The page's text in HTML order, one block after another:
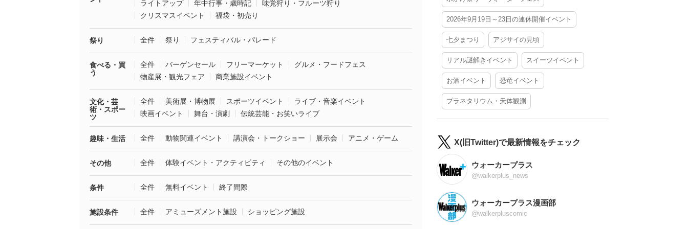
ライトアップ 年中行事・歳時記
味覚狩り・フルーツ狩り
クリスマスイベント
福袋・初売り
祭り 全件 祭り フェスティバル・パレード
食べる・買
う
全件 バーゲンセール フリーマーケット
グルメ・フードフェス
物産展・観光フェア
商業施設イベント
文化・芸
術・スポー
ツ
全件 美術展・博物展 スポーツイベント
ライブ・音楽イベント
映画イベント
舞台・演劇 伝統芸能・お笑いライブ
趣味・生活 全件 動物関連イベント 講演会・トークショー 展示会 アニメ・ゲーム
その他 全件 体験イベント・アクティビティ その他のイベント
条件 全件 無料イベント 終了間際
施設条件 全件 アミューズメント施設 ショッピング施設
2026年9月19日～23日の連休開催イベント
七夕まつり アジサイの見頃
リアル謎解きイベント スイーツイベント
お酒イベント 恐竜イベント
プラネタリウム・天体観測
X(旧Twitter)で最新情報をチェック
ウォーカープラス
@walkerplus_news
ウォーカープラス漫画部
@walkerpluscomic